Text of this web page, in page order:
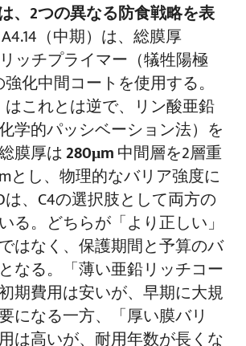
、2つの異なる防食戦略を表
A4.14（中期）は、総膜厚
ッチプライマー（犠牲陽極
化中間コートを使用する。
はこれとは逆で、リン酸亜鉛
学的パッシベーション法）を
膜厚は280μm中間層を2層重
とし、物理的なバリア強度に
は、C4の選択肢として両方の
る。どちらが「より正しい」
はなく、保護期間と予算のバ
なる。「薄い亜鉛リッチコー
期費用は安いが、早期に大規
になる一方、「厚い膜バリ
は高いが、耐用年数が長くな